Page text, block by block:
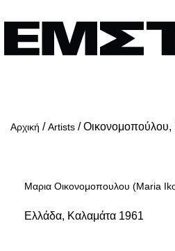
Αρχική /Artists /Οικονομοπούλου,
Μαρια Οικονομοπουλου (Maria
Ελλάδα, Καλαμάτα 1961